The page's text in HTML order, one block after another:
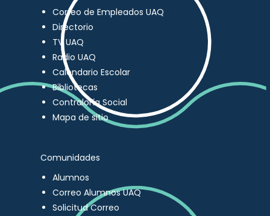
Correo de Empleados UAQ
Directorio
TV UAQ
Radio UAQ
Calendario Escolar
Bibliotecas
Contraloría Social
Mapa de sitio
Comunidades
Alumnos
Correo Alumnos UAQ
Solicitud Correo